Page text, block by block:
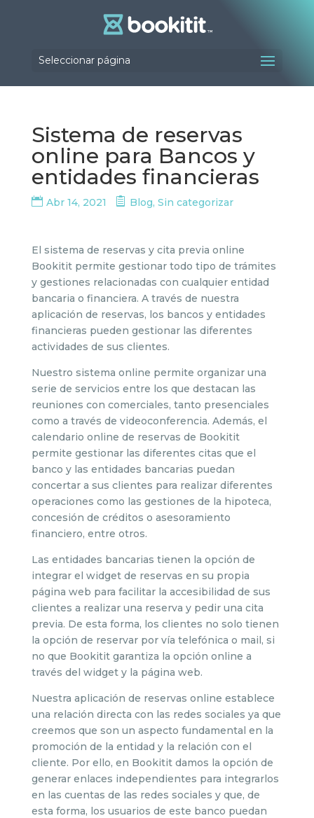
Seleccionar página
Sistema de reservas
online para Bancos y
entidades financieras
Abr 14, 2021 Blog, Sin categorizar
El sistema de reservas y cita previa online
Bookitit permite gestionar todo tipo de trámites
y gestiones relacionadas con cualquier entidad
bancaria o financiera. A través de nuestra
aplicación de reservas, los bancos y entidades
financieras pueden gestionar las diferentes
actividades de sus clientes.
Nuestro sistema online permite organizar una
serie de servicios entre los que destacan las
reuniones con comerciales, tanto presenciales
como a través de videoconferencia. Además, el
calendario online de reservas de Bookitit
permite gestionar las diferentes citas que el
banco y las entidades bancarias puedan
concertar a sus clientes para realizar diferentes
operaciones como las gestiones de la hipoteca,
concesión de créditos o asesoramiento
financiero, entre otros.
Las entidades bancarias tienen la opción de
integrar el widget de reservas en su propia
página web para facilitar la accesibilidad de sus
clientes a realizar una reserva y pedir una cita
previa. De esta forma, los clientes no solo tienen
la opción de reservar por vía telefónica o mail, si
no que Bookitit garantiza la opción online a
través del widget y la página web.
Nuestra aplicación de reservas online establece
una relación directa con las redes sociales ya que
creemos que son un aspecto fundamental en la
promoción de la entidad y la relación con el
cliente. Por ello, en Bookitit damos la opción de
generar enlaces independientes para integrarlos
en las cuentas de las redes sociales y que, de
esta forma, los usuarios de este banco puedan